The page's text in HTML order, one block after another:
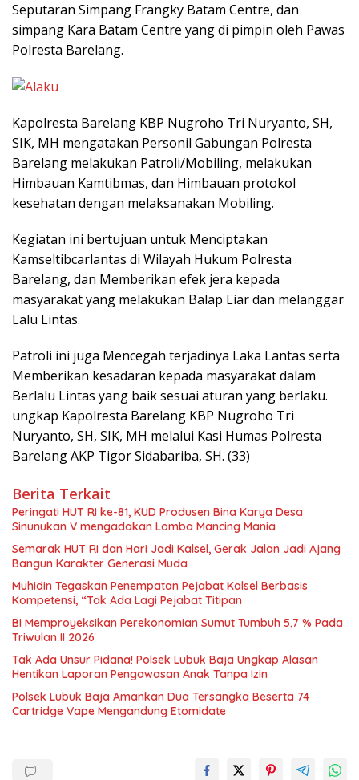
Seputaran Simpang Frangky Batam Centre, dan
simpang Kara Batam Centre yang di pimpin oleh Pawas
Polresta Barelang.
Kapolresta Barelang KBP Nugroho Tri Nuryanto, SH,
SIK, MH mengatakan Personil Gabungan Polresta
Barelang melakukan Patroli/Mobiling, melakukan
Himbauan Kamtibmas, dan Himbauan protokol
kesehatan dengan melaksanakan Mobiling.
Kegiatan ini bertujuan untuk Menciptakan
Kamseltibcarlantas di Wilayah Hukum Polresta
Barelang, dan Memberikan efek jera kepada
masyarakat yang melakukan Balap Liar dan melanggar
Lalu Lintas.
Patroli ini juga Mencegah terjadinya Laka Lantas serta
Memberikan kesadaran kepada masyarakat dalam
Berlalu Lintas yang baik sesuai aturan yang berlaku.
ungkap Kapolresta Barelang KBP Nugroho Tri
Nuryanto, SH, SIK, MH melalui Kasi Humas Polresta
Barelang AKP Tigor Sidabariba, SH. (33)
Berita Terkait
Peringati HUT RI ke-81, KUD Produsen Bina Karya Desa
Sinunukan V mengadakan Lomba Mancing Mania
Semarak HUT RI dan Hari Jadi Kalsel, Gerak Jalan Jadi Ajang
Bangun Karakter Generasi Muda
Muhidin Tegaskan Penempatan Pejabat Kalsel Berbasis
Kompetensi, “Tak Ada Lagi Pejabat Titipan
BI Memproyeksikan Perekonomian Sumut Tumbuh 5,7 % Pada
Triwulan II 2026
Tak Ada Unsur Pidana! Polsek Lubuk Baja Ungkap Alasan
Hentikan Laporan Pengawasan Anak Tanpa Izin
Polsek Lubuk Baja Amankan Dua Tersangka Beserta 74
Cartridge Vape Mengandung Etomidate